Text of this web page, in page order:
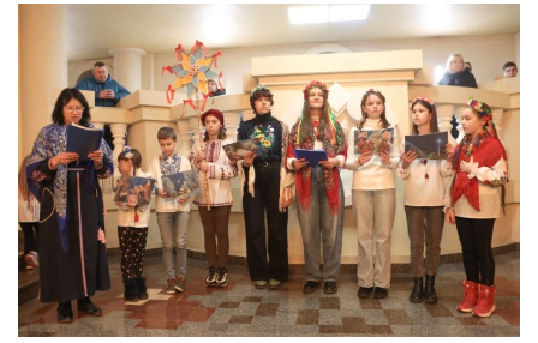
Свято-Покровський монастир оо Василіян
Свято-Івано-Павлівський монастир сестер Згромадження
Св. Йосифа ОПДМ
Монастир сестер милосердя Св. Вінкентія. Дім Милосердя
Монастир Успення Пресвятої Богородиці Сестер Чину
Святого Василія Великого
Комісії
Катехитична комісія